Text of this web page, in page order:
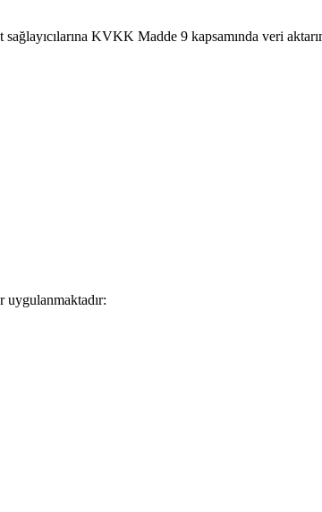
KVKK Madde 9 kapsamında veri
uygulanmaktadır: